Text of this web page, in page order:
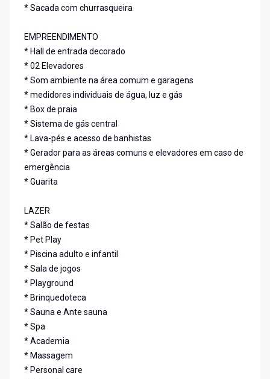
* Sacada com churrasqueira
EMPREENDIMENTO
* Hall de entrada decorado
* 02 Elevadores
* Som ambiente na área comum e garagens
* medidores individuais de água, luz e gás
* Box de praia
* Sistema de gás central
* Lava-pés e acesso de banhistas
* Gerador para as áreas comuns e elevadores em caso de
emergência
* Guarita
LAZER
* Salão de festas
* Pet Play
* Piscina adulto e infantil
* Sala de jogos
* Playground
* Brinquedoteca
* Sauna e Ante sauna
* Spa
* Academia
* Massagem
* Personal care